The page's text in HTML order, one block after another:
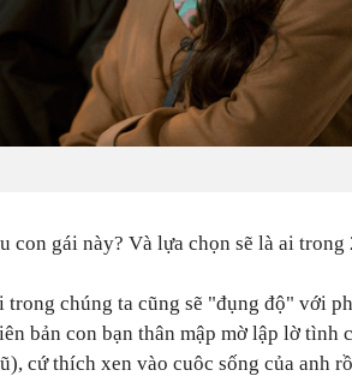
con gái này? Và lựa chọn sẽ là ai trong
trong chúng ta cũng sẽ "đụng độ" với
bản con bạn thân mập mờ lập lờ tình
cứ thích xen vào cuôc sống của anh